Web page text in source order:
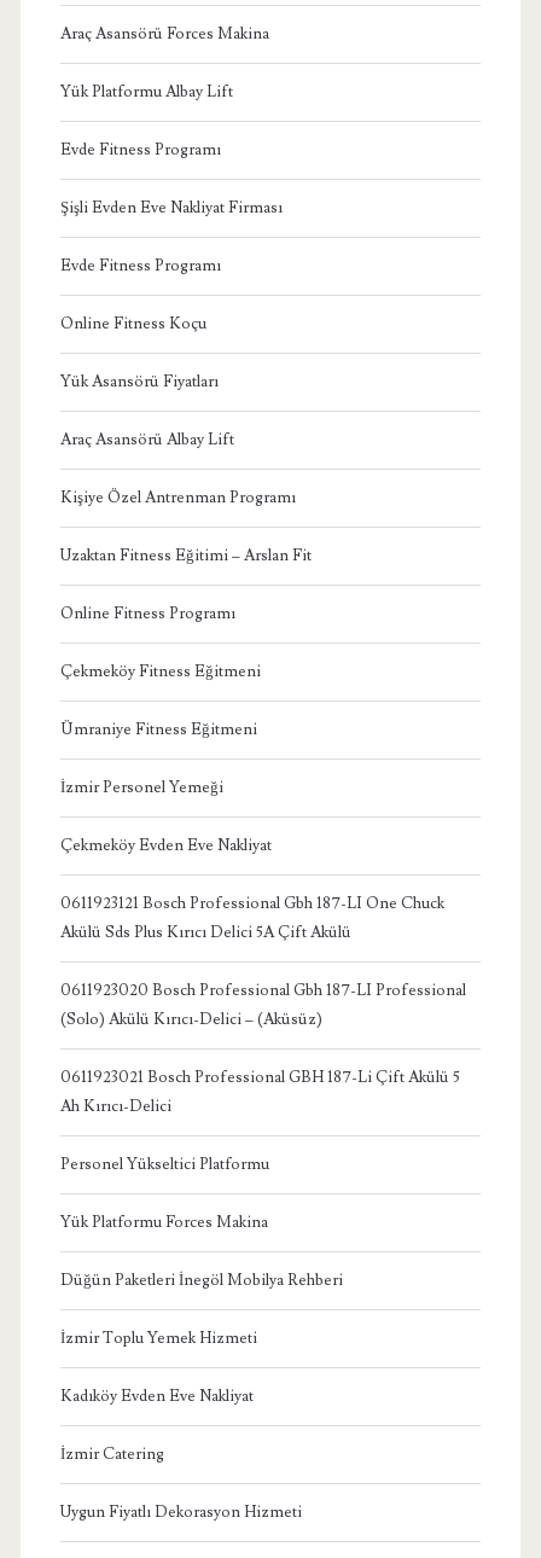
Araç Asansörü Forces Makina
Yük Platformu Albay Lift
Evde Fitness Programı
Şişli Evden Eve Nakliyat Firması
Evde Fitness Programı
Online Fitness Koçu
Yük Asansörü Fiyatları
Araç Asansörü Albay Lift
Kişiye Özel Antrenman Programı
Uzaktan Fitness Eğitimi – Arslan Fit
Online Fitness Programı
Çekmeköy Fitness Eğitmeni
Ümraniye Fitness Eğitmeni
İzmir Personel Yemeği
Çekmeköy Evden Eve Nakliyat
0611923121 Bosch Professional Gbh 187-LI One Chuck
Akülü Sds Plus Kırıcı Delici 5A Çift Akülü
0611923020 Bosch Professional Gbh 187-LI Professional
(Solo) Akülü Kırıcı-Delici – (Aküsüz)
0611923021 Bosch Professional GBH 187-Li Çift Akülü 5
Ah Kırıcı-Delici
Personel Yükseltici Platformu
Yük Platformu Forces Makina
Düğün Paketleri İnegöl Mobilya Rehberi
İzmir Toplu Yemek Hizmeti
Kadıköy Evden Eve Nakliyat
İzmir Catering
Uygun Fiyatlı Dekorasyon Hizmeti